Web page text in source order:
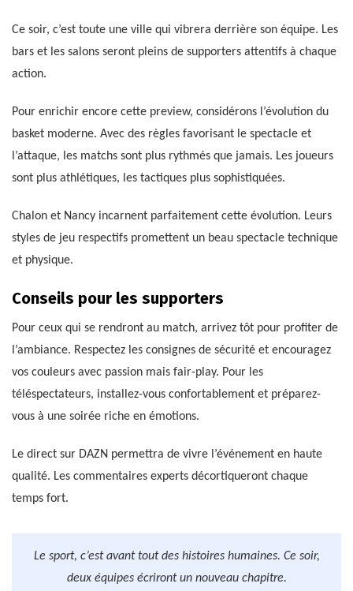
Ce soir, c’est toute une ville qui vibrera derrière son équipe. Les
bars et les salons seront pleins de supporters attentifs à chaque
action.
Pour enrichir encore cette preview, considérons l’évolution du
basket moderne. Avec des règles favorisant le spectacle et
l’attaque, les matchs sont plus rythmés que jamais. Les joueurs
sont plus athlétiques, les tactiques plus sophistiquées.
Chalon et Nancy incarnent parfaitement cette évolution. Leurs
styles de jeu respectifs promettent un beau spectacle technique
et physique.
Conseils pour les supporters
Pour ceux qui se rendront au match, arrivez tôt pour profiter de
l’ambiance. Respectez les consignes de sécurité et encouragez
vos couleurs avec passion mais fair-play. Pour les
téléspectateurs, installez-vous confortablement et préparez-
vous à une soirée riche en émotions.
Le direct sur DAZN permettra de vivre l’événement en haute
qualité. Les commentaires experts décortiqueront chaque
temps fort.
Le sport, c’est avant tout des histoires humaines. Ce soir,
deux équipes écriront un nouveau chapitre.